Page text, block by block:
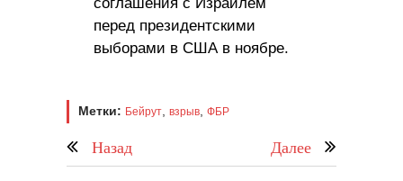
перед президентскими
выборами в США в ноябре.
Метки: Бейрут взрыв ФБР
Назад Далее